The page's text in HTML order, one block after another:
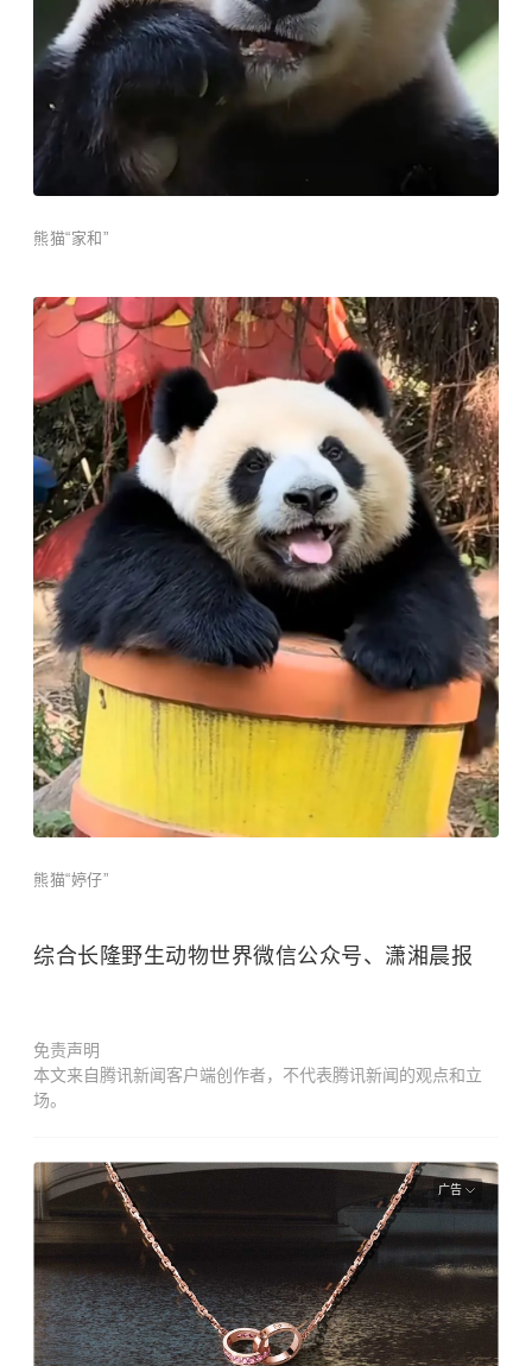
熊猫“家和”
熊猫“婷仔”
综合长隆野生动物世界微信公众号、潇湘晨报
免责声明
本文来自腾讯新闻客户端创作者，不代表腾讯新闻的观点和立
场。
广告